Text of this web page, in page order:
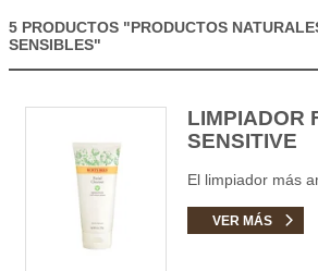
5 PRODUCTOS "PRODUCTOS
SENSIBLES"
LIMPIADOR
SENSITIVE
El limpiador más
VER MÁS